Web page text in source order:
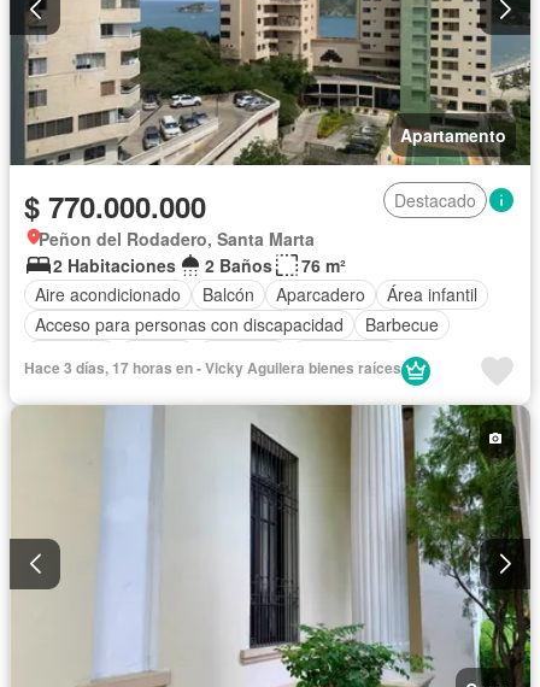
Apartamento
$ 770.000.000
Destacado
Peñon del Rodadero, Santa Marta
2 Habitaciones
2 Baños
76 m²
Aire acondicionado
Balcón Aparcadero
Área infantil
Acceso para personas con discapacidad
Barbecue
Piscina
Hace 3 días, 17 horas en - Vicky Aguilera bienes raíces